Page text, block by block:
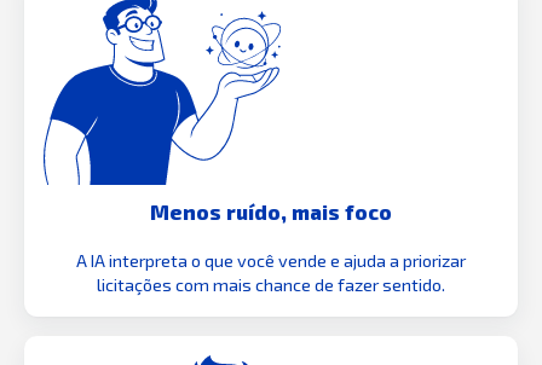
Menos ruído, mais foco
A IA interpreta o que você vende e ajuda a priorizar
licitações com mais chance de fazer sentido.